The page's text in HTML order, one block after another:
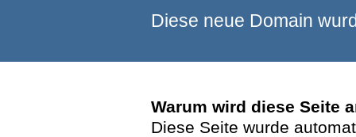
Diese neue Domain
Warum wird diese Seite
Diese Seite wurde